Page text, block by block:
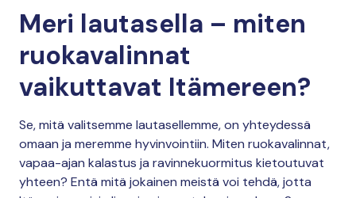
Meri lautasella – miten
ruokavalinnat
vaikuttavat Itämereen?
Se, mitä valitsemme lautasellemme, on yhteydessä
omaan ja meremme hyvinvointiin. Miten ruokavalinnat,
vapaa-ajan kalastus ja ravinnekuormitus kietoutuvat
yhteen? Entä mitä jokainen meistä voi tehdä, jotta